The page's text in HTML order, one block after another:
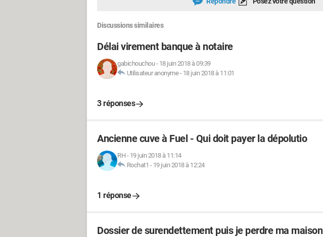
Discussions similaires
Délai virement banque à notaire
gabichouchou- 18 juin 2018 à 09:39
Utilisateur anonyme- 18 juin 2018 à 11:01
3 réponses
Ancienne cuve à Fuel - Qui doit payer la dépolutio
RH - 19 juin 2018 à 11:14
Rochat1 - 19 juin 2018 à 12:24
1 réponse
Dossier de surendettement puis je perdre ma maison